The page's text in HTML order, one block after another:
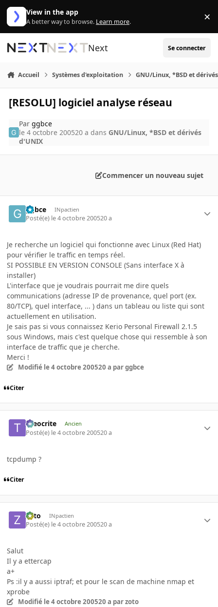
Aller au contenu
View in the app
A better way to browse. Learn more. ×
Next Se connecter
Accueil Systèmes d'exploitation GNU/Linux, *BSD et
[RESOLU] logiciel analyse réseau
Parggbce
le 4 octobre 200520 a dans GNU/Linux, *BSD et dérivés
d'UNIX
Commencer un nouveau sujet
ggbce INpactien
Posté(e) le 4 octobre 200520 a
Je recherche un logiciel qui fonctionne avec Linux (Red Hat)
pour vérifier le traffic en temps réel.
SI POSSIBLE EN VERSION CONSOLE (Sans interface X à
installer)
L'interface que je voudrais pourrait me dire quels
communications (adresse IP de provenance, quel port (ex.
80/TCP), quel interface, ... ) dans un tableau ou liste qui sont
actuellement en utilisation.
Je sais pas si vous connaissez Kerio Personal Firewall 2.1.5
sous Windows, mais c'est quelque chose qui ressemble à son
interface de traffic que je cherche.
Merci !
Modifié le 4 octobre 200520 a par ggbce
Citer
theocrite Ancien
Posté(e) le 4 octobre 200520 a
tcpdump ?
Citer
zoto INpactien
Posté(e) le 4 octobre 200520 a
Salut
Il y a ettercap
a+
Ps :il y a aussi iptraf; et pour le scan de machine nmap et
xprobe
Modifié le 4 octobre 200520 a par zoto